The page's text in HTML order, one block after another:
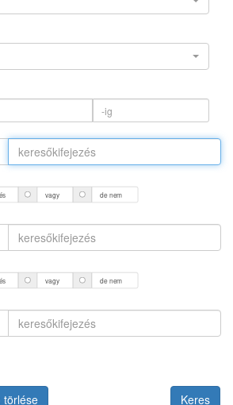
és vagy de nem
és vagy de nem
törlése